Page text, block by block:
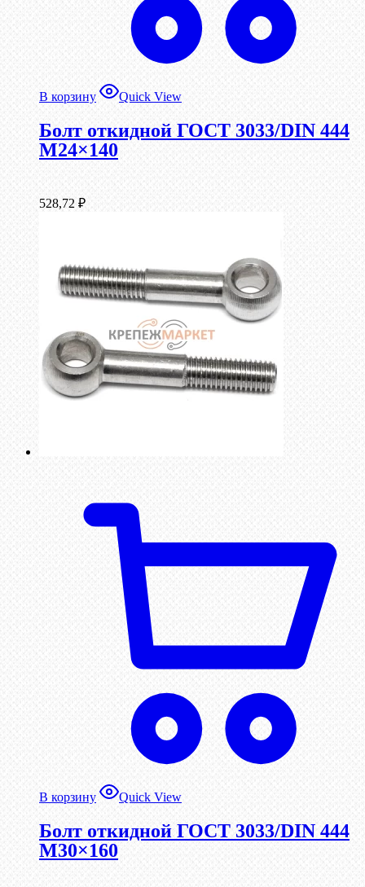
В корзину Quick View
Болт откидной ГОСТ 3033/DIN 444
М24×140
528,72 ₽
В корзину Quick View
Болт откидной ГОСТ 3033/DIN 444
М30×160